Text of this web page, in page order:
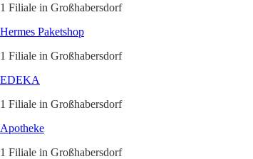
1 Filiale in Großhabersdorf
Hermes Paketshop
1 Filiale in Großhabersdorf
EDEKA
1 Filiale in Großhabersdorf
Apotheke
1 Filiale in Großhabersdorf